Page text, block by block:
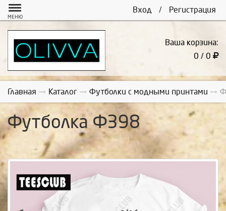
Вход / Регистрация
МЕНЮ
Ваша корзина:
0 / 0
Главная Каталог Футболки с модными принтами
Футболка Ф398